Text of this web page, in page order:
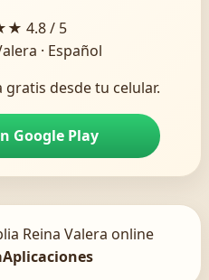
4.8 / 5
· Español
gratis desde tu celular.
Google Play
Reina Valera online
Aplicaciones